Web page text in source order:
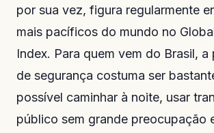
por sua vez, figura regularmente
mais pacíficos do mundo no
Index. Para quem vem do Brasil, a
de segurança costuma ser
possível caminhar à noite, usar
público sem grande preocupação